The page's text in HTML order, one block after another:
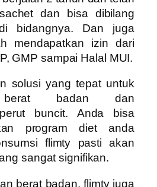
dan bisa dibilang
bidangnya. Dan juga
mendapatkan izin dari
GMP sampai Halal MUI.
solusi yang tepat untuk
berat badan dan
buncit. Anda bisa
program diet anda
flimty pasti akan
sangat signifikan.
berat badan, flimty juga